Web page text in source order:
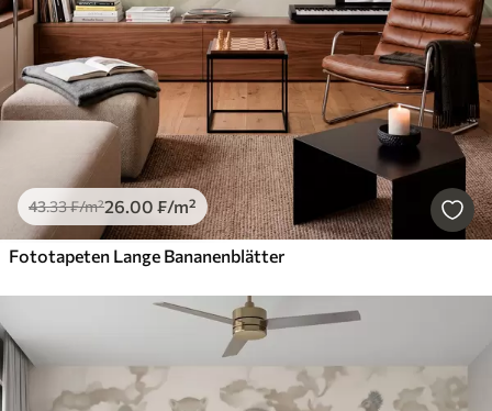
43.33₣/m²26.00 ₣/m²
Fototapeten Lange Bananenblätter